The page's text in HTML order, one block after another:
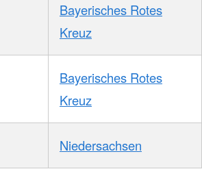
Bayerisches Rotes
Kreuz
Bayerisches Rotes
Kreuz
Niedersachsen